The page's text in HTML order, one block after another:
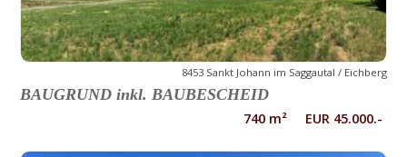
8453 Sankt Johann im Saggautal / Eichberg
BAUGRUND inkl. BAUBESCHEID
740 m² EUR 45.000.-